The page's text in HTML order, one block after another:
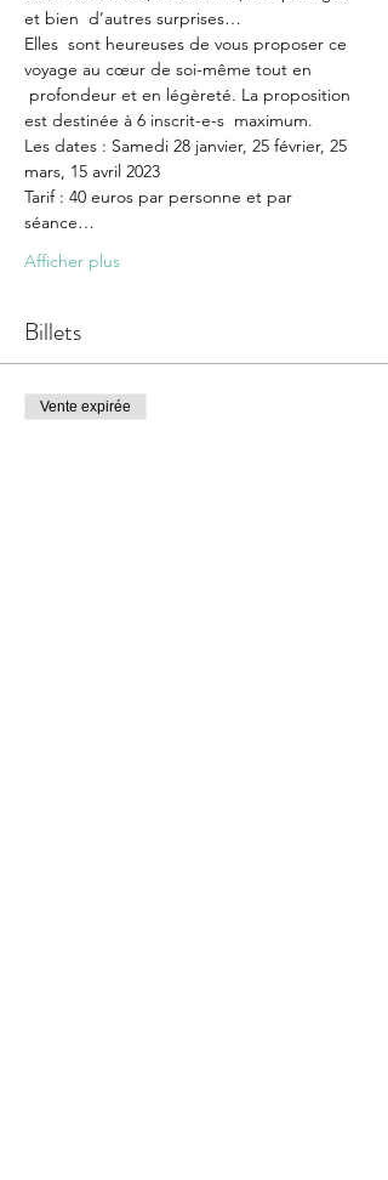
et bien  d’autres surprises…
Elles  sont heureuses de vous proposer ce
voyage au cœur de soi-même tout en
profondeur et en légèreté. La proposition
est destinée à 6 inscrit-e-s  maximum.
Les dates : Samedi 28 janvier, 25 février, 25
mars, 15 avril 2023
Tarif : 40 euros par personne et par
séance…
Afficher plus
Billets
Vente expirée